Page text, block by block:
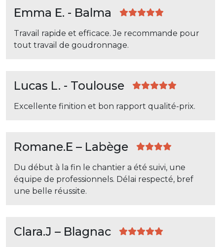
Emma E. - Balma
Travail rapide et efficace. Je recommande pour
tout travail de goudronnage.
Lucas L. - Toulouse
Excellente finition et bon rapport qualité-prix.
Romane.E – Labège
Du début à la fin le chantier a été suivi, une
équipe de professionnels. Délai respecté, bref
une belle réussite.
Clara.J – Blagnac